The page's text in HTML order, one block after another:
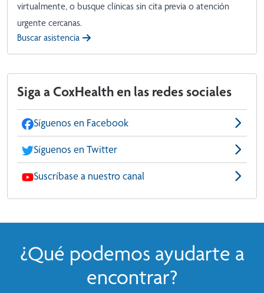
virtualmente, o busque clínicas sin cita previa o atención
urgente cercanas.
Buscar asistencia
Siga a CoxHealth en las redes sociales
Síguenos en Facebook
Síguenos en Twitter
Suscríbase a nuestro canal
¿Qué podemos ayudarte a
encontrar?